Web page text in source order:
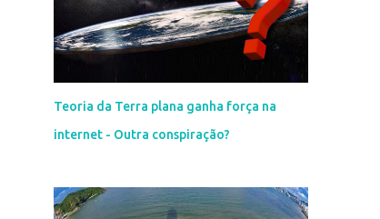
Teoria da Terra plana ganha força na
internet - Outra conspiração?